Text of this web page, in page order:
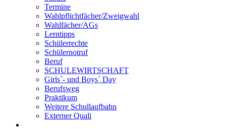
Termine
Wahlpflichtfächer/Zweigwahl
Wahlfächer/AGs
Lerntipps
Schülerrechte
Schülernotruf
Beruf
SCHULEWIRTSCHAFT
Girls´- und Boys´ Day
Berufsweg
Praktikum
Weitere Schullaufbahn
Externer Quali